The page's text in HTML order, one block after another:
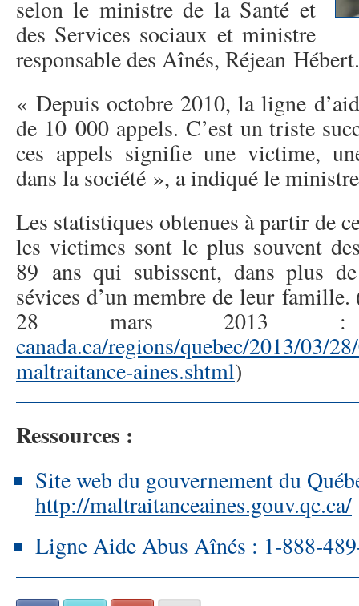
selon le ministre de la Santé et
des Services sociaux et ministre
responsable des Aînés, Réjean Hébert.
« Depuis octobre 2010, la ligne
de 10 000 appels. C’est un triste
ces appels signifie une victime,
dans la société », a indiqué le
Les statistiques obtenues à partir de
les victimes sont le plus souvent
89 ans qui subissent, dans plus
sévices d’un membre de leur
28 mars
canada.ca/regions/quebec/2013/03/
maltraitance-aines.shtml)
Ressources :
Site web du gouvernement du
http://maltraitanceaines.gouv.qc.ca/
Ligne Aide Abus Aînés : 1-888-